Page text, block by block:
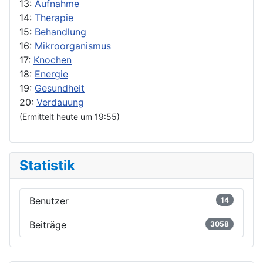
13: Aufnahme
14: Therapie
15: Behandlung
16: Mikroorganismus
17: Knochen
18: Energie
19: Gesundheit
20: Verdauung
(Ermittelt heute um 19:55)
Statistik
Benutzer 14
Beiträge 3058